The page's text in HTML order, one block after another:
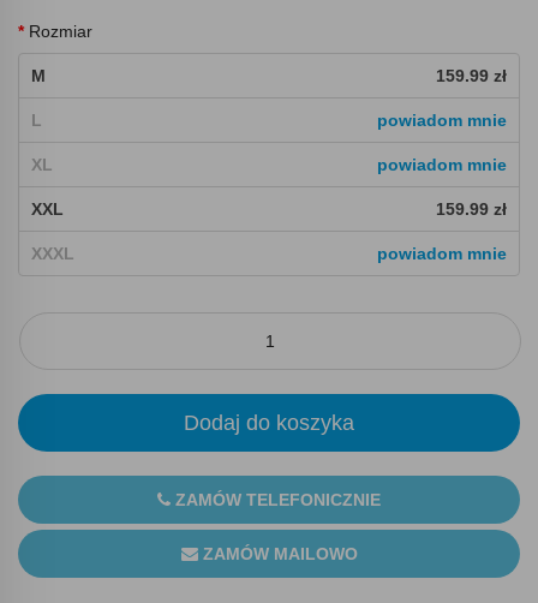
Rozmiar
M 159.99 zł
L powiadom mnie
XL powiadom mnie
XXL 159.99 zł
XXXL powiadom mnie
Dodaj do koszyka
ZAMÓW TELEFONICZNIE
ZAMÓW MAILOWO